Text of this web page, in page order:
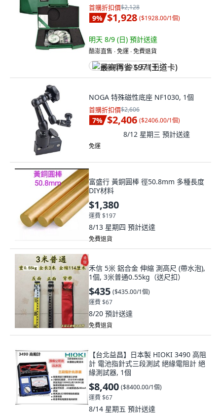
首購折扣價$2,128
9% $1,928 ($1928.00/1個)
明天 8/9 (日) 預計送達
酷澎直售 ∙ 免運 ∙ 免費退貨
最高再省 $97 (王道卡)
NOGA 特殊磁性底座 NF1030, 1個
首購折扣價$2,606
7% $2,406 ($2406.00/1個)
8/12 星期三 預計送達
免運
富盛行 黃銅圓棒 徑50.8mm 多種長度
DIY材料
$1,380
運費 $197
8/13 星期四 預計送達
免費退貨
禾信 5米 鋁合金 伸縮 測高尺 (帶水泡),
1個, 3米普通0.55kg（送尺扣）
$435 ($435.00/1個)
運費 $67
8/20 預計送達
免費退貨
【台北益昌】日本製 HIOKI 3490 高阻
計 電池指針式三段測試 絕緣電阻計 絕
緣測試器, 1個
$8,400 ($8400.00/1個)
運費 $67
8/14 星期五 預計送達